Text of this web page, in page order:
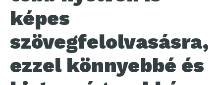
képes
szövegfelolvasásra,
ezzel könnyebbé és